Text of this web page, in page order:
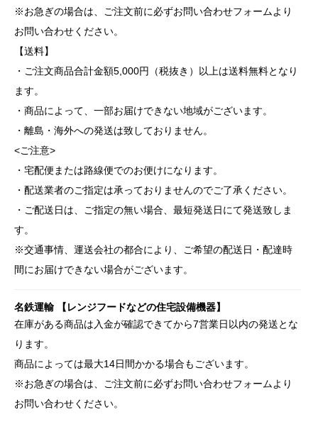
※お急ぎの場合は、ご注文前に必ずお問い合わせフォームより
お問い合わせください。
【送料】
・ご注文商品合計金額5,000円（税抜き）以上は送料無料となり
ます。
・商品によって、一部お届けできない地域がございます。
・離島・海外への発送は致しておりません。
<ご注意>
・宅配便または路線便でのお便けになります。
・配送業者のご指定は承っておりませんのでご了承ください。
・ご配送日は、ご指定の無い場合、最短発送日にて発送致しま
す。
※交通事情、運送会社の都合により、ご希望の配送日・配達時
間にお届けできない場合がございます。
名鉄運輸 【レンジフードなどの住宅設備機器】
在庫がある商品は入金が確認できてから7営業日以内の発送とな
ります。
商品によっては最大14日間かかる場合もございます。
※お急ぎの場合は、ご注文前に必ずお問い合わせフォームより
お問い合わせください。